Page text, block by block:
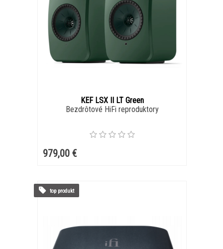
KEF LSX II LT Green
Bezdrôtové HiFi reproduktory
979,00 €
top produkt